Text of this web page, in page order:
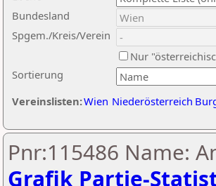
Sortierung
Bundesland
Spgem./Kreis/Verein
Nur
Vereinslisten:Wien Niederösterreich
Pnr:115486 Name:
Grafik Partie-